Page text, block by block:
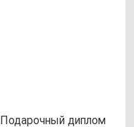
Пода­роч­ный дип­лом